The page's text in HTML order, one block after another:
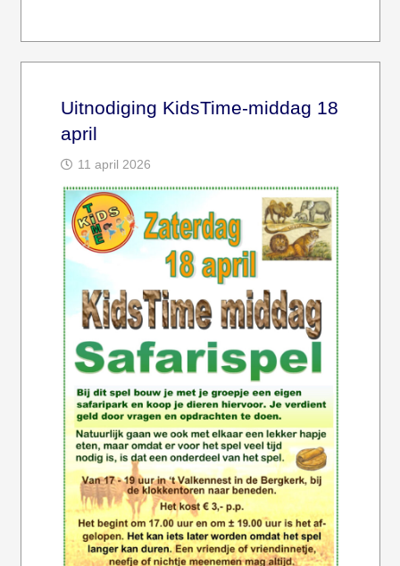
Uitnodiging KidsTime-middag 18
april
11 april 2026